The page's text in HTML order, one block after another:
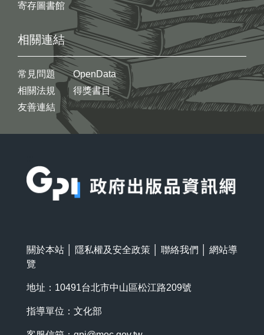
寄存圖書館
相關連結
常見問題
相關法規
友善連結
OpenData
得獎書目
關於本站 隱私權及安全政策 聯絡我們
網站導
覽
地址：10491台北市中山區松江路209號
指導單位：文化部